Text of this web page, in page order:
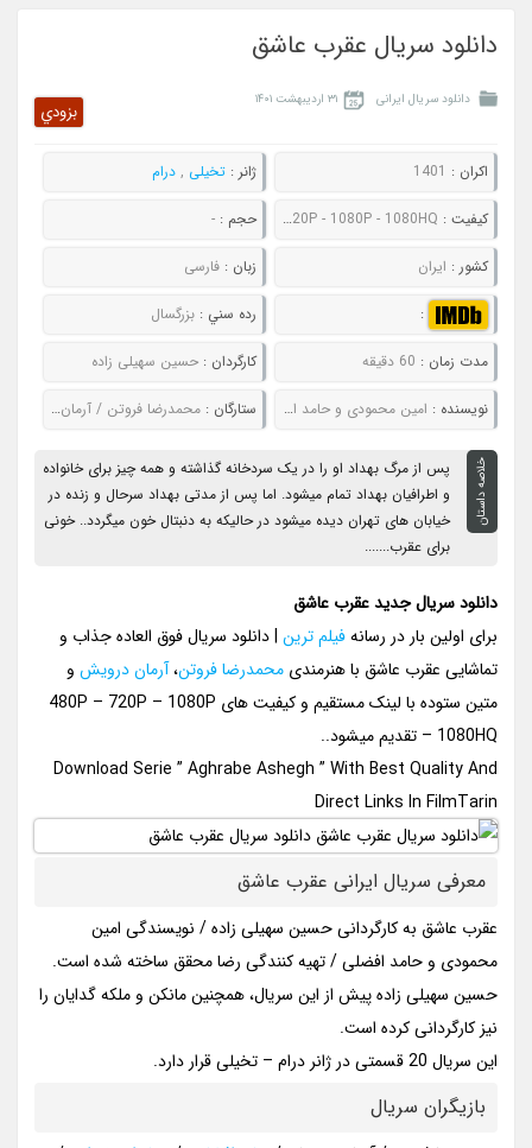
دانلود سریال عقرب عاشق
دانلود سریال ایرانی ۳۱ اردیبهشت ۱۴۰۱
بزودي
اکران : 1401 ژانر : تخیلی , درام
کيفيت : 480P - 720P - 1080P - 1080HQ حجم : -
کشور : ایران زبان : فارسی
: رده سني : بزرگسال
مدت زمان : 60 دقیقه کارگردان : حسین سهیلی زاده
نويسنده : امین محمودی و حامد افضلی ستارگان : محمدرضا فروتن / آرمان درویش / بهاره افشاری / سیاوش خیرابی
خلاصه داستان
پس از مرگ بهداد او را در یک سردخانه گذاشته و همه چیز برای خانواده
و اطرافیان بهداد تمام میشود. اما پس از مدتی بهداد سرحال و زنده در
خیابان های تهران دیده میشود در حالیکه به دنبتال خون میگردد.. خونی
برای عقرب.......
دانلود سریال جدید عقرب عاشق
برای اولین بار در رسانهفیلم ترین | دانلود سریال فوق العاده جذاب و
تماشایی عقرب عاشق با هنرمندیمحمدرضا فروتن،آرمان درویش و
متین ستوده با لینک مستقیم و کیفیت های 480P – 720P – 1080P
– 1080HQ تقدیم میشود..
Download Serie ” Aghrabe Ashegh ” With Best Quality And
Direct Links In FilmTarin
معرفی سریال ایرانی عقرب عاشق
عقرب عاشق به کارگردانی حسین سهیلی زاده / نویسندگی امین
محمودی و حامد افضلی / تهیه کنندگی رضا محقق ساخته شده است.
حسین سهیلی زاده پیش از این سریال، همچنین مانکن و ملکه گدایان را
نیز کارگردانی کرده است.
این سریال 20 قسمتی در ژانر درام – تخیلی قرار دارد.
بازیگران سریال